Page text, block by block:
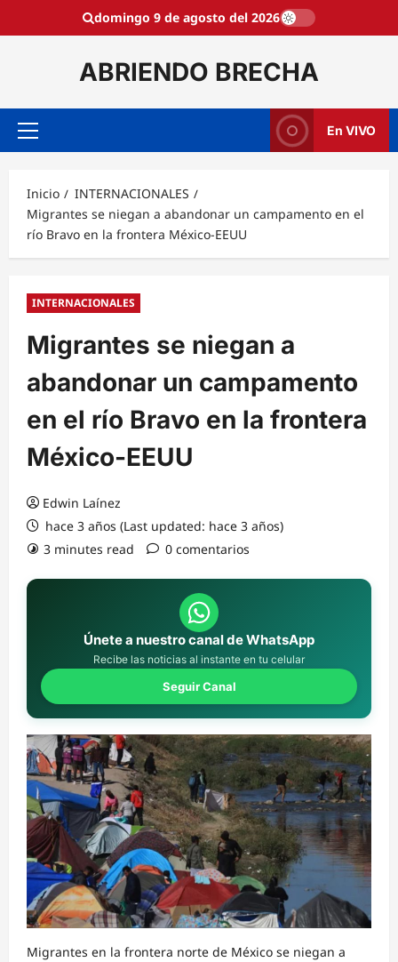
domingo 9 de agosto del 2026
ABRIENDO BRECHA
Menú
En VIVO
Inicio
INTERNACIONALES
Migrantes se niegan a abandonar un campamento en el
río Bravo en la frontera México-EEUU
INTERNACIONALES
Migrantes se niegan a
abandonar un campamento
en el río Bravo en la frontera
México-EEUU
Edwin Laínez
hace 3 años (Last updated: hace 3 años)
3 minutes read
0 comentarios
Únete a nuestro canal de WhatsApp
Recibe las noticias al instante en tu celular
Seguir Canal
Migrantes en la frontera norte de México se niegan a